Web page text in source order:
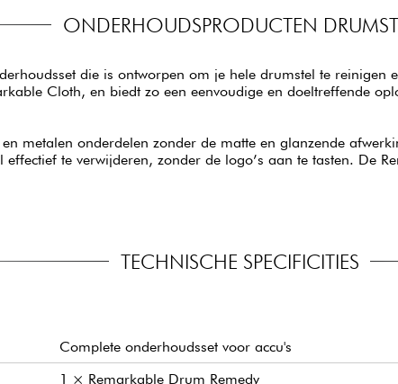
ONDERHOUDSPRODUCTEN
die is ontworpen om je hele drumstel te
Cloth, en biedt zo een eenvoudige en doeltreffende
metalen onderdelen zonder de matte en glanzende
te verwijderen, zonder de logo’s aan te tasten. De
TECHNISCHE SPECIFICITIES
Complete onderhoudsset voor accu's
1 × Remarkable Drum Remedy